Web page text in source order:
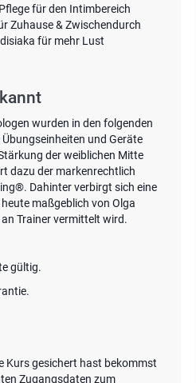
für den Intimbereich
Zuhause & Zwischendurch
für mehr Lust
wurden in den folgenden
und Geräte
der weiblichen Mitte
dazu der markenrechtlich
Dahinter verbirgt sich eine
maßgeblich von Olga
Trainer vermittelt wird.
gültig.
Kurs gesichert hast bekommst
Zugangsdaten zum